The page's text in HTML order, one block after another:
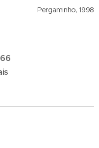
Pergaminho, 1998